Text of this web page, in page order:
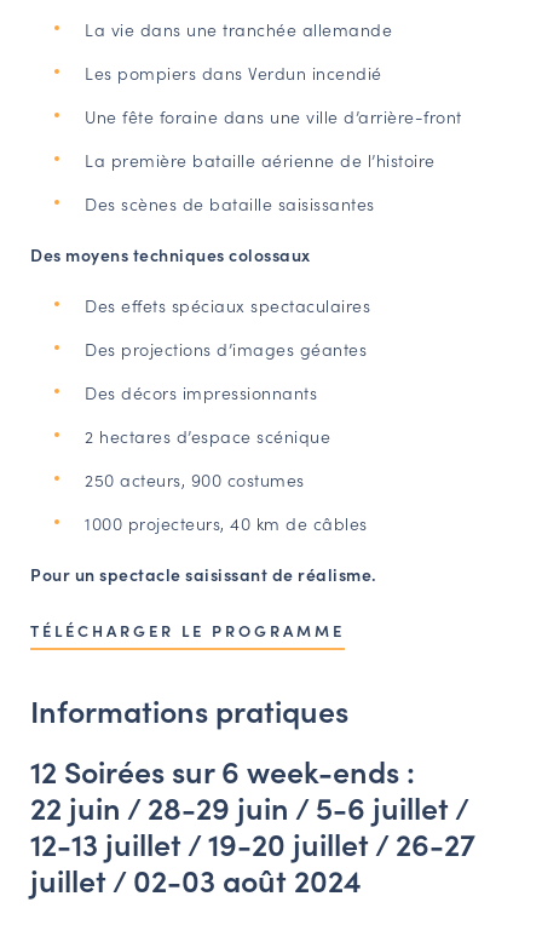
La vie dans une tranchée allemande
Les pompiers dans Verdun incendié
Une fête foraine dans une ville d’arrière-front
La première bataille aérienne de l’histoire
Des scènes de bataille saisissantes
Des moyens techniques colossaux
Des effets spéciaux spectaculaires
Des projections d’images géantes
Des décors impressionnants
2 hectares d’espace scénique
250 acteurs, 900 costumes
1000 projecteurs, 40 km de câbles
Pour un spectacle saisissant de réalisme.
TÉLÉCHARGER LE PROGRAMME
Informations pratiques
12 Soirées sur 6 week-ends :
22 juin / 28-29 juin / 5-6 juillet /
12-13 juillet / 19-20 juillet / 26-27
juillet / 02-03 août 2024